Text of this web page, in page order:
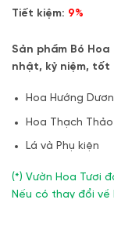
Tiết kiệm: 9%
Sản phẩm Bó
nhật, kỷ niệm, tốt
Hoa Hướng
Hoa Thạch
Lá và Phụ kiện
(*) Vườn Hoa Tươi
Nếu có thay đổi
báo đến Quý